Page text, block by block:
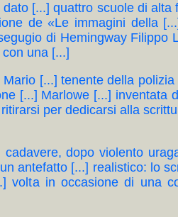
[...] quattro scuole di
de «Le immagini della
di Hemingway
una [...]
[...] tenente della
[...] Marlowe [...] inventata
per dedicarsi alla
dopo violento
antefatto [...] realistico: lo
in occasione di una